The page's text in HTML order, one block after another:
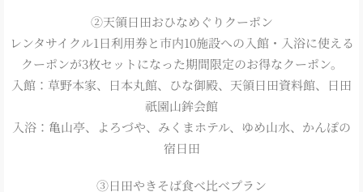
②天領日田おひなめぐりクーポン
レンタサイクル1日利用券と市内10施設への入館・入浴に使える
クーポンが3枚セットになった期間限定のお得なクーポン。
入館：草野本家、日本丸館、ひな御殿、天領日田資料館、日田
祇園山鉾会館
入浴：亀山亭、よろづや、みくまホテル、ゆめ山水、かんぽの
宿日田
③日田やきそば食べ比べプラン